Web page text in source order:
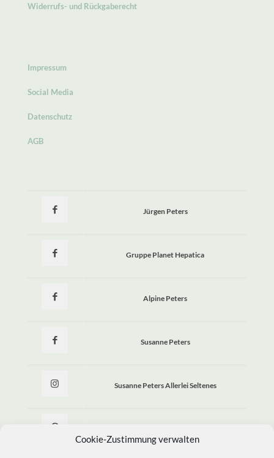
Cookie-Zustimmung verwalten
Widerrufs- und Rückgaberecht
Impressum
Social Media
Datenschutz
AGB
Jürgen Peters
Gruppe Planet Hepatica
Alpine Peters
Susanne Peters
Susanne Peters Allerlei Seltenes